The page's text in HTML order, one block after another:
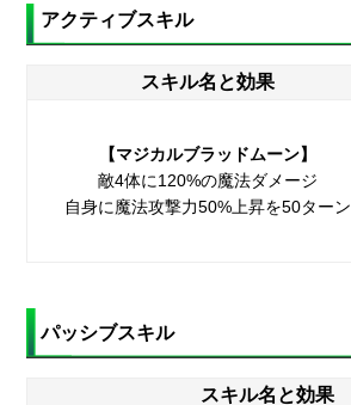
アクティブスキル
スキル名と効果
【マジカルブラッドムーン】
敵4体に120%の魔法ダメージ
自身に魔法攻撃力50%上昇を50ターン
パッシブスキル
スキル名と効果